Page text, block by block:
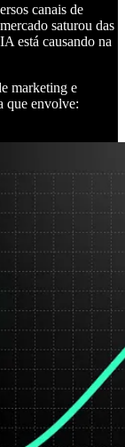
canais de
saturou das
está causando na
marketing e
que envolve: